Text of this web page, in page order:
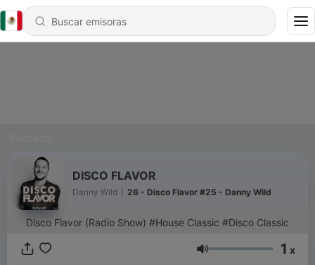
DISCO FLAVOR
Danny Wild 26 - Disco Flavor #25 - Danny Wild
Disco Flavor (Radio Show) #House Classic #Disco Classic
Volumen 1 x